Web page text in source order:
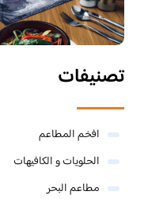
تصنيفات
افخم المطاعم
الحلويات و الكافيهات ‎
مطاعم البحر